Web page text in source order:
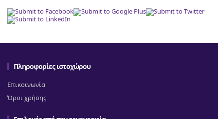
Πληροφορίες ιστοχώρου
Επικοινωνία
Όροι χρήσης